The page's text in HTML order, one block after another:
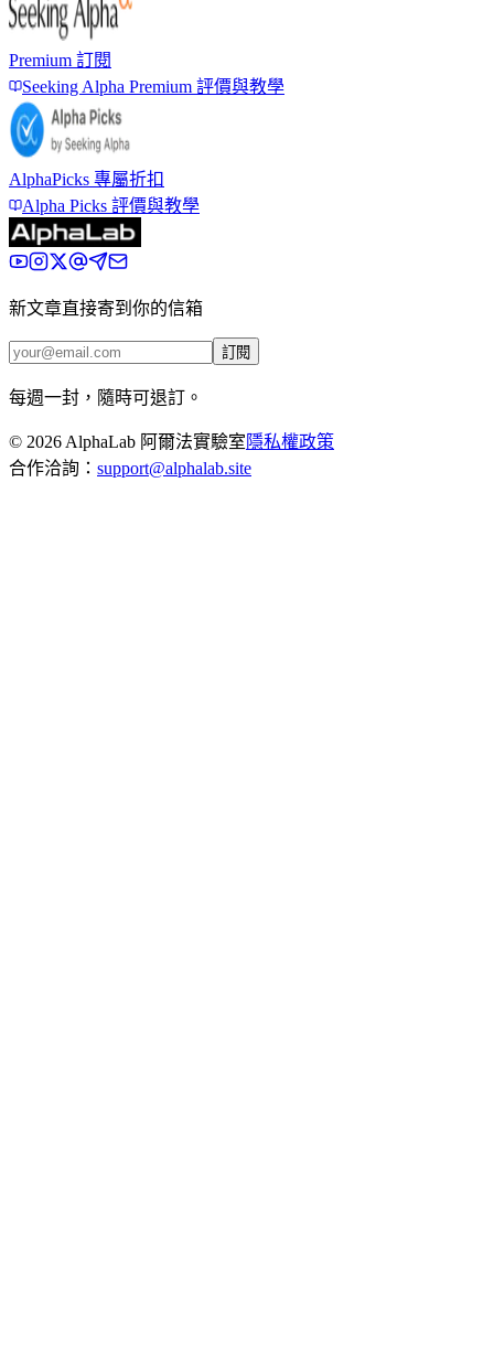
Premium 訂閱
Seeking Alpha Premium 評價與教學
AlphaPicks 專屬折扣
Alpha Picks 評價與教學
新文章直接寄到你的信箱
訂閱
每週一封，隨時可退訂。
© 2026 AlphaLab 阿爾法實驗室隱私權政策
合作洽詢： support@alphalab.site